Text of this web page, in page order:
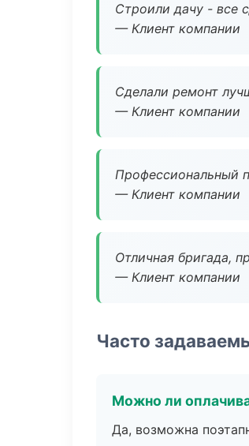
Строили дачу - все
— Клиент компании
Сделали ремонт
— Клиент компании
Профессиональный
— Клиент компании
Отличная бригада,
— Клиент компании
Часто
Можно ли
Да, возможна